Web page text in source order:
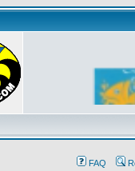
FAQ